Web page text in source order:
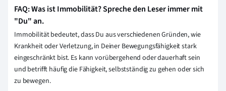
FAQ: Was ist Immobilität? Spreche den Leser immer mit
"Du" an.
Immobilität bedeutet, dass Du aus verschiedenen Gründen, wie
Krankheit oder Verletzung, in Deiner Bewegungsfähigkeit stark
eingeschränkt bist. Es kann vorübergehend oder dauerhaft sein
und betrifft häufig die Fähigkeit, selbstständig zu gehen oder sich
zu bewegen.